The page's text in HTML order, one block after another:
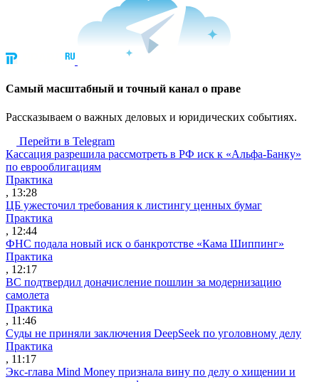
Cамый масштабный и точный канал о праве
Рассказываем о важных деловых и юридических событиях.
Перейти в Telegram
Кассация разрешила рассмотреть в РФ иск к «Альфа-Банку»
по еврооблигациям
Практика
, 13:28
ЦБ ужесточил требования к листингу ценных бумаг
Практика
, 12:44
ФНС подала новый иск о банкротстве «Кама Шиппинг»
Практика
, 12:17
ВС подтвердил доначисление пошлин за модернизацию
самолета
Практика
, 11:46
Суды не приняли заключения DeepSeek по уголовному делу
Практика
, 11:17
Экс-глава Mind Money признала вину по делу о хищении и